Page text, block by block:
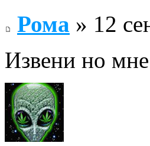
Рома » 12
Извени но